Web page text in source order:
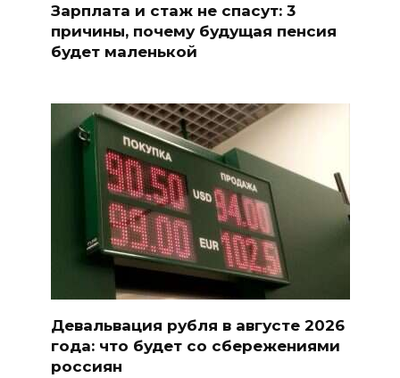
Зарплата и стаж не спасут: 3
причины, почему будущая пенсия
будет маленькой
Девальвация рубля в августе 2026
года: что будет со сбережениями
россиян